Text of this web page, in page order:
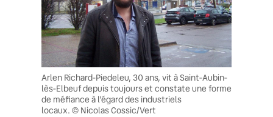
Arlen Richard-Piedeleu, 30 ans, vit à Saint-Aubin-
lès-Elbeuf depuis toujours et constate une forme
de méfiance à l’égard des industriels
locaux. © Nicolas Cossic/Vert